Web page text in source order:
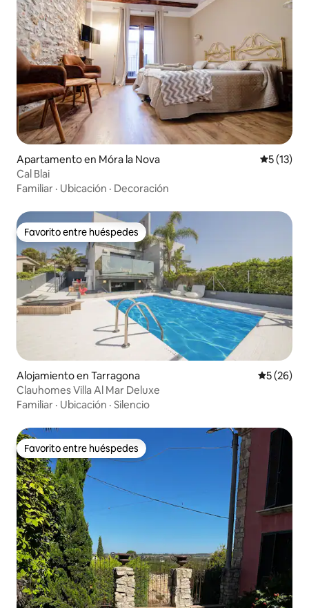
Apartamento en Móra la Nova
5 (13)
Cal Blai
Familiar · Ubicación · Decoración
Favorito entre huéspedes
Favorito entre huéspedes
Alojamiento en Tarragona
5 (26)
Clauhomes Villa Al Mar Deluxe
Familiar · Ubicación · Silencio
Favorito entre huéspedes
Favorito entre huéspedes